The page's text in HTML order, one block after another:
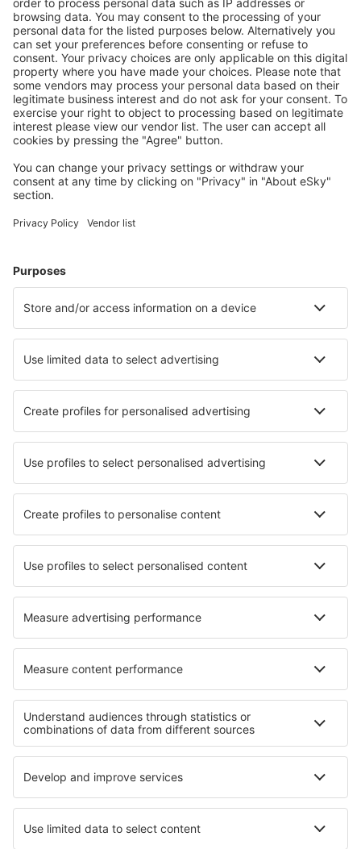
Download onze appen plan gemakkelijk uw
reizen
Plan uw reis
Vliegtickets
Stedentrip
Vlucht+hotel
Hotels
Parkeren
Transfers
Attracties
Kom meer te weten
Mobiele app
Luchtvaartmaatschappijen
KLM
Ryanair
Air France
Wizz Air
Transavia
Over eSky
Algemene voorwaarden
Mijn boekingen
Privacykennisgeving
Ondersteuning en contact
Privacy